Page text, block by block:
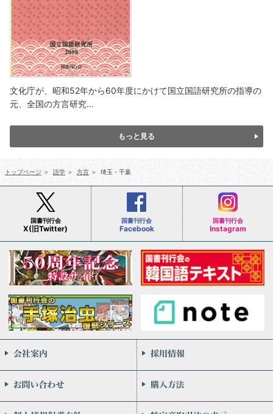
文化庁が、昭和52年から60年度にかけて国立国語研究所の指導の
元、全国の方言研究…
もっと見る
トップページ ＞ 語学 ＞ 方言 ＞ 埼玉・千葉
国書刊行会
X(旧Twitter)
国書刊行会
Facebook
国書刊行会
Instagram
会社案内
お問い合わせ
個人情報保護方針